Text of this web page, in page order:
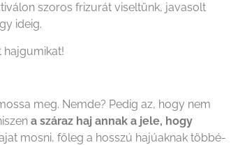
szoros frizurát viseltünk, javasolt
ideig.
hajgumikat!
meg. Nemde? Pedig az, hogy nem
a száraz haj annak a jele, hogy
mosni, főleg a hosszú hajúaknak többé-